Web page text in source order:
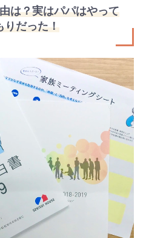
は？実はパパはやって
りだった！